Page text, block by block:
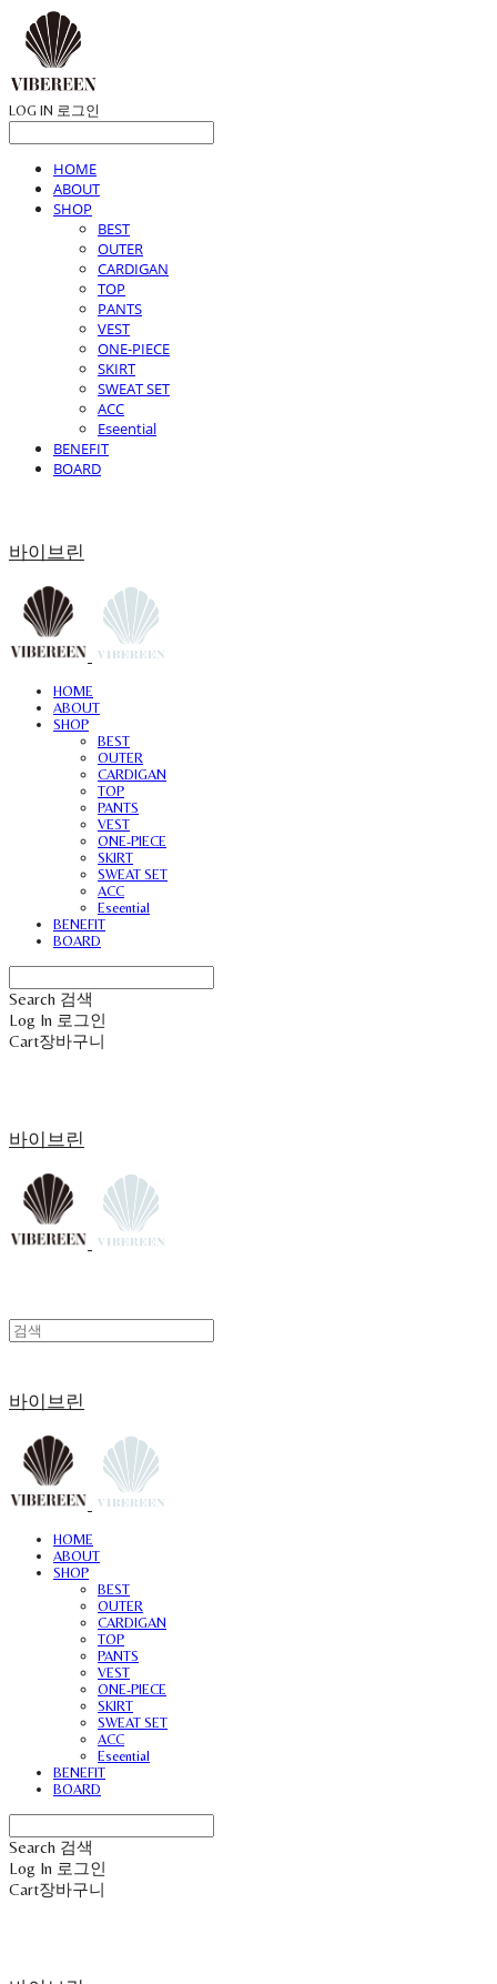
LOG IN 로그인
HOME
ABOUT
SHOP
BEST
OUTER
CARDIGAN
TOP
PANTS
VEST
ONE-PIECE
SKIRT
SWEAT SET
ACC
Eseential
BENEFIT
BOARD
바이브린
HOME
ABOUT
SHOP
BEST
OUTER
CARDIGAN
TOP
PANTS
VEST
ONE-PIECE
SKIRT
SWEAT SET
ACC
Eseential
BENEFIT
BOARD
Search 검색
Log In 로그인
Cart장바구니
바이브린
바이브린
HOME
ABOUT
SHOP
BEST
OUTER
CARDIGAN
TOP
PANTS
VEST
ONE-PIECE
SKIRT
SWEAT SET
ACC
Eseential
BENEFIT
BOARD
Search 검색
Log In 로그인
Cart장바구니